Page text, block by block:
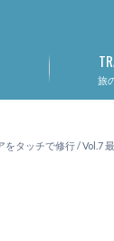
旅
タッチで修行 /